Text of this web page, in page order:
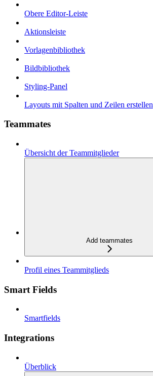
Obere Editor-Leiste
Aktionsleiste
Vorlagenbibliothek
Bildbibliothek
Styling-Panel
Layouts mit Spalten und Zeilen erstellen
Teammates
Übersicht der Teammitglieder
Add teammates
Profil eines Teammitglieds
Smart Fields
Smartfields
Integrations
Überblick